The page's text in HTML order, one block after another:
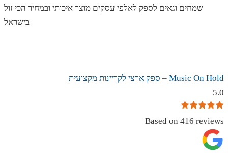
שמחים וגאים לספק לאלפי עסקים מוצר איכותי ובמחיר הכי זול
בישראל
Music On Hold – ספק ארצי לקריינות מקצועית
5.0
Based on 416 reviews